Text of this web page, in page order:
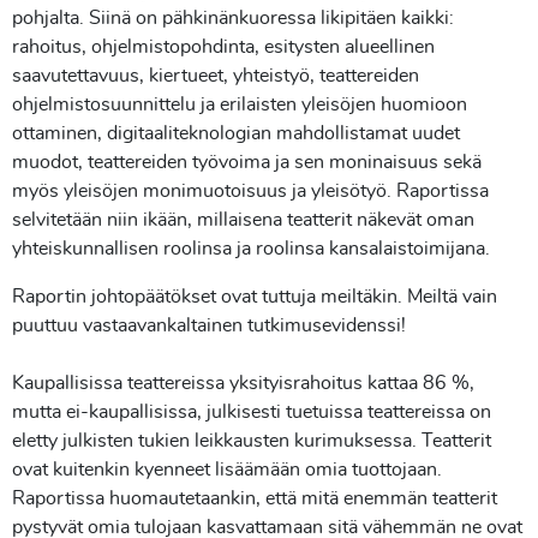
pohjalta. Siinä on pähkinänkuoressa likipitäen kaikki:
rahoitus, ohjelmistopohdinta, esitysten alueellinen
saavutettavuus, kiertueet, yhteistyö, teattereiden
ohjelmistosuunnittelu ja erilaisten yleisöjen huomioon
ottaminen, digitaaliteknologian mahdollistamat uudet
muodot, teattereiden työvoima ja sen moninaisuus sekä
myös yleisöjen monimuotoisuus ja yleisötyö. Raportissa
selvitetään niin ikään, millaisena teatterit näkevät oman
yhteiskunnallisen roolinsa ja roolinsa kansalaistoimijana.
Raportin johtopäätökset ovat tuttuja meiltäkin. Meiltä vain
puuttuu vastaavankaltainen tutkimusevidenssi!
Kaupallisissa teattereissa yksityisrahoitus kattaa 86 %,
mutta ei-kaupallisissa, julkisesti tuetuissa teattereissa on
eletty julkisten tukien leikkausten kurimuksessa. Teatterit
ovat kuitenkin kyenneet lisäämään omia tuottojaan.
Raportissa huomautetaankin, että mitä enemmän teatterit
pystyvät omia tulojaan kasvattamaan sitä vähemmän ne ovat